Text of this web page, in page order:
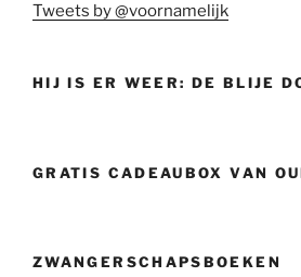
Tweets by @voornamelijk
HIJ IS ER WEER: DE BLIJE
GRATIS CADEAUBOX VAN
ZWANGERSCHAPSBOEKEN